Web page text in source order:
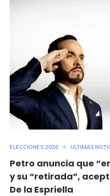
ELECCIONES 2026 ULTIMAS
Petro anuncia que
y su “retirada”,
De la Espriella